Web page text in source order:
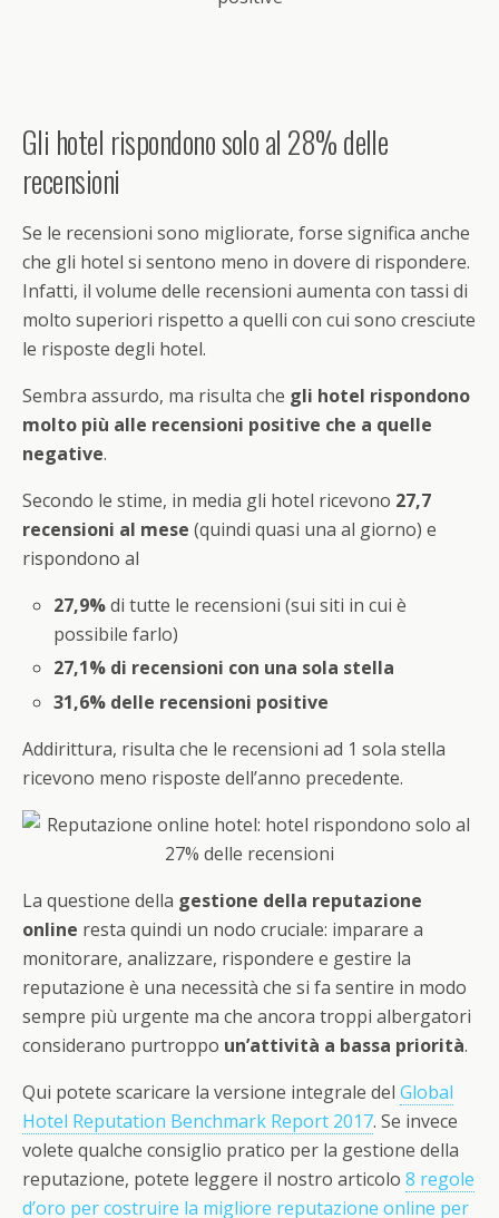
Gli hotel rispondono solo al 28% delle
recensioni
Se le recensioni sono migliorate, forse significa anche
che gli hotel si sentono meno in dovere di rispondere.
Infatti, il volume delle recensioni aumenta con tassi di
molto superiori rispetto a quelli con cui sono cresciute
le risposte degli hotel.
Sembra assurdo, ma risulta che gli hotel rispondono
molto più alle recensioni positive che a quelle
negative.
Secondo le stime, in media gli hotel ricevono 27,7
recensioni al mese (quindi quasi una al giorno) e
rispondono al
27,9%di tutte le recensioni (sui siti in cui è
possibile farlo)
27,1% di recensioni con una sola stella
31,6% delle recensioni positive
Addirittura, risulta che le recensioni ad 1 sola stella
ricevono meno risposte dell’anno precedente.
La questione della gestione della reputazione
online resta quindi un nodo cruciale: imparare a
monitorare, analizzare, rispondere e gestire la
reputazione è una necessità che si fa sentire in modo
sempre più urgente ma che ancora troppi albergatori
considerano purtroppo un’attività a bassa priorità.
Qui potete scaricare la versione integrale del Global
Hotel Reputation Benchmark Report 2017. Se invece
volete qualche consiglio pratico per la gestione della
reputazione, potete leggere il nostro articolo 8 regole
d’oro per costruire la migliore reputazione online per